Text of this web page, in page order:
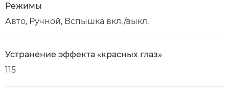
Режимы
Авто, Ручной, Вспышка вкл./выкл.
Устранение эффекта «красных глаз»
115